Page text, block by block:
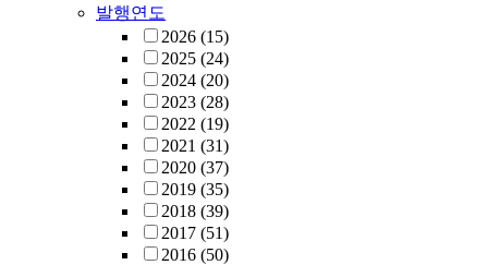
발행연도
2026 (15)
2025 (24)
2024 (20)
2023 (28)
2022 (19)
2021 (31)
2020 (37)
2019 (35)
2018 (39)
2017 (51)
2016 (50)